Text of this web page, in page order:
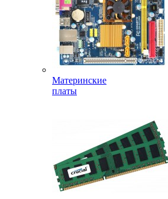
Материнские
платы